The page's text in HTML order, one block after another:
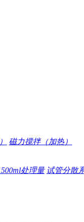
磁力搅拌（加热）
处理量 试管分散